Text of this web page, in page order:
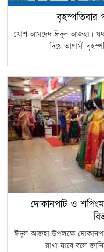
বৃহস্পতিবার
খোশ আমদেদ ঈদুল আজহা। যথাযথ
দিয়ে আগামী
দোকানপাট ও
ঈদুল আজহা উপলক্ষে
রাখা যাবে বলে